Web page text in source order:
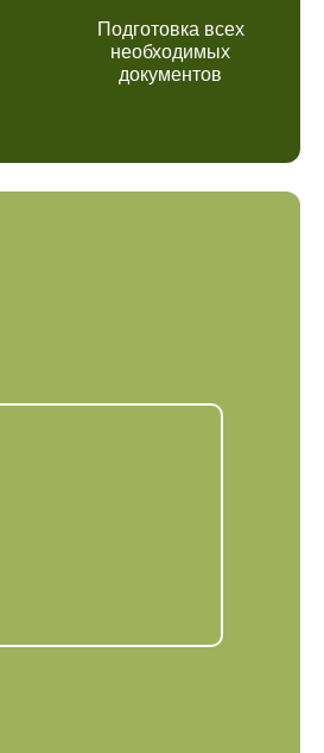
Подготовка всех
необходимых
документов